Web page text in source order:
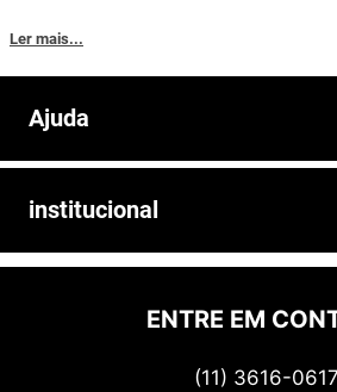
competitivos. Nós também oferecemos um
personalizado, com equipe de
Somos a solução ideal para quem busca
Ler mais...
Ajuda
Prazos e entregas
institucional
Quem somos
Politica de privacidade
ENTRE EM
(11) 3616-0617